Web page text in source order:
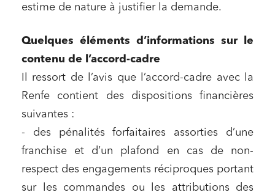
estime de nature à justifier la demande.
Quelques éléments d’informations sur le
contenu de l’accord-cadre
Il ressort de l’avis que l’accord-cadre avec la
Renfe contient des dispositions financières
suivantes :
- des pénalités forfaitaires assorties d’une
franchise et d’un plafond en cas de non-
respect des engagements réciproques portant
sur les commandes ou les attributions des